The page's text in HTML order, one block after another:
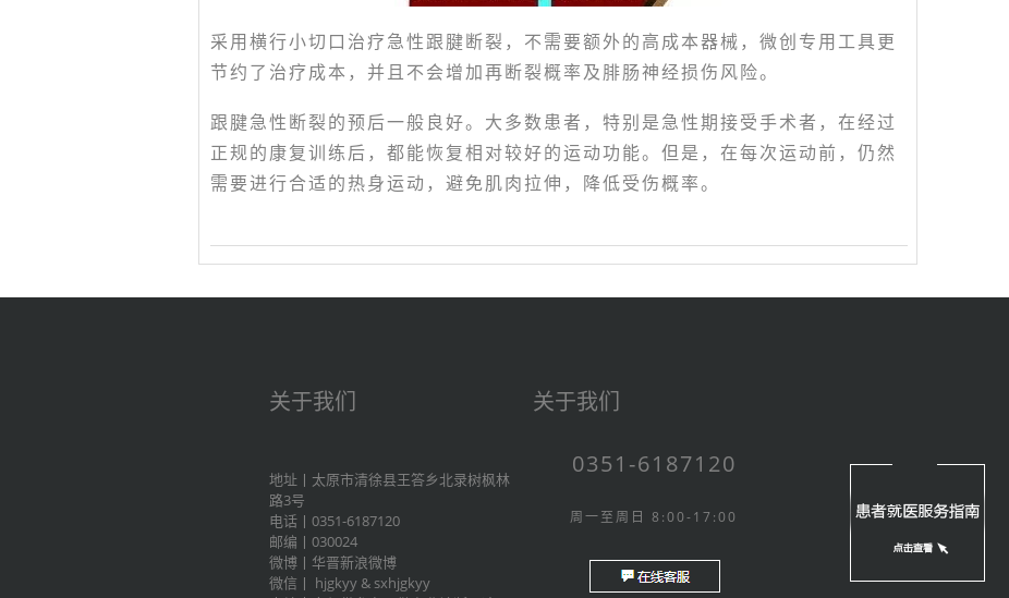
采用横行小切口治疗急性跟腱断裂，不需要额外的高成本器械，微创专用工具更
节约了治疗成本，并且不会增加再断裂概率及腓肠神经损伤风险。
跟腱急性断裂的预后一般良好。大多数患者，特别是急性期接受手术者，在经过
正规的康复训练后，都能恢复相对较好的运动功能。但是，在每次运动前，仍然
需要进行合适的热身运动，避免肌肉拉伸，降低受伤概率。
关于我们
地址丨太原市清徐县王答乡北录树枫林
路3号
电话丨0351-6187120
邮编丨030024
微博丨 华晋新浪微博
微信丨 hjgkyy & sxhjgkyy
关于我们
0351-6187120
周一至周日 8:00-17:00